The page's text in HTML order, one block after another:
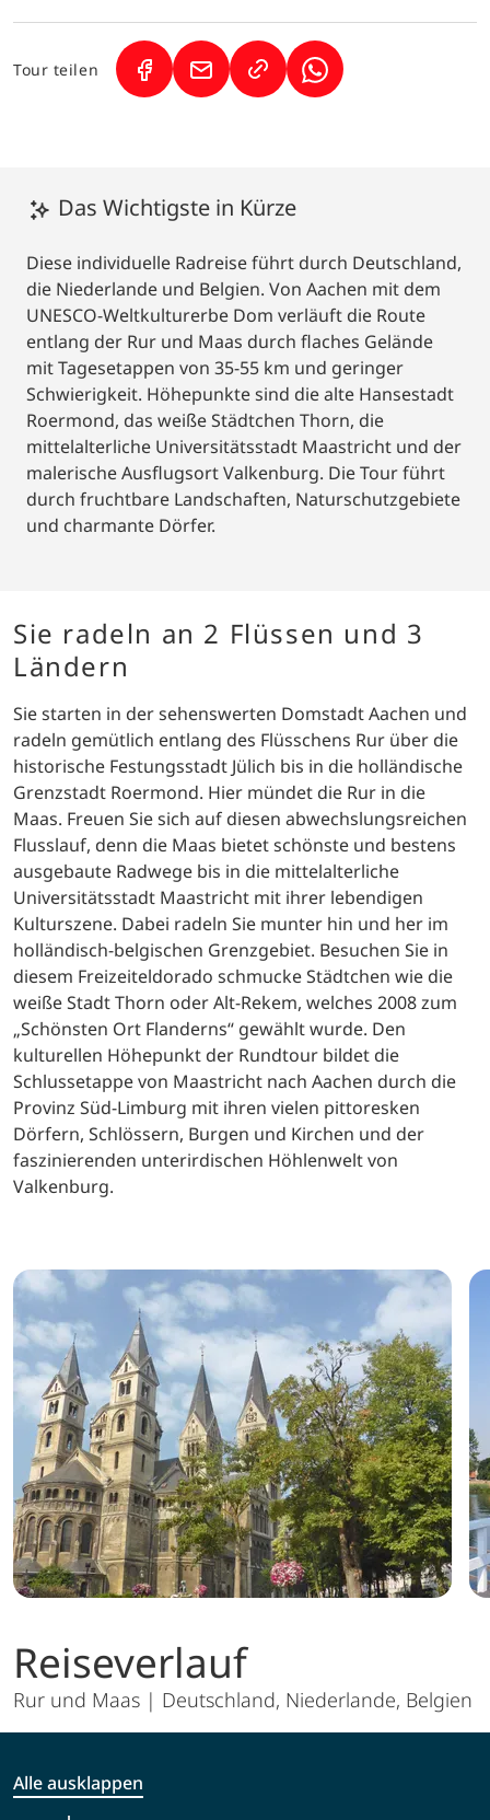
Das Wichtigste in Kürze
Diese individuelle Radreise führt durch Deutschland,
die Niederlande und Belgien. Von Aachen mit dem
UNESCO-Weltkulturerbe Dom verläuft die Route
entlang der Rur und Maas durch flaches Gelände
mit Tagesetappen von 35-55 km und geringer
Schwierigkeit. Höhepunkte sind die alte Hansestadt
Roermond, das weiße Städtchen Thorn, die
mittelalterliche Universitätsstadt Maastricht und der
malerische Ausflugsort Valkenburg. Die Tour führt
durch fruchtbare Landschaften, Naturschutzgebiete
und charmante Dörfer.
Sie radeln an 2 Flüssen und 3
Ländern
Sie starten in der sehenswerten Domstadt Aachen und
radeln gemütlich entlang des Flüsschens Rur über die
historische Festungsstadt Jülich bis in die holländische
Grenzstadt Roermond. Hier mündet die Rur in die
Maas. Freuen Sie sich auf diesen abwechslungsreichen
Flusslauf, denn die Maas bietet schönste und bestens
ausgebaute Radwege bis in die mittelalterliche
Universitätsstadt Maastricht mit ihrer lebendigen
Kulturszene. Dabei radeln Sie munter hin und her im
holländisch-belgischen Grenzgebiet. Besuchen Sie in
diesem Freizeiteldorado schmucke Städtchen wie die
weiße Stadt Thorn oder Alt-Rekem, welches 2008 zum
„Schönsten Ort Flanderns“ gewählt wurde. Den
kulturellen Höhepunkt der Rundtour bildet die
Schlussetappe von Maastricht nach Aachen durch die
Provinz Süd-Limburg mit ihren vielen pittoresken
Dörfern, Schlössern, Burgen und Kirchen und der
faszinierenden unterirdischen Höhlenwelt von
Valkenburg.
Tour teilen (Link öffnet in neuem Tab)
(Link öffnet in neuem Tab)
(Link öffnet in
Reiseverlauf
Rur und Maas | Deutschland, Niederlande, Belgien
Alle ausklappen